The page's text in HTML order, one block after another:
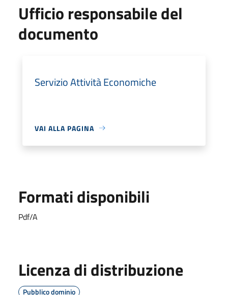
Ufficio responsabile del
documento
Servizio Attività Economiche
VAI ALLA PAGINA
Formati disponibili
Pdf/A
Licenza di distribuzione
Pubblico dominio